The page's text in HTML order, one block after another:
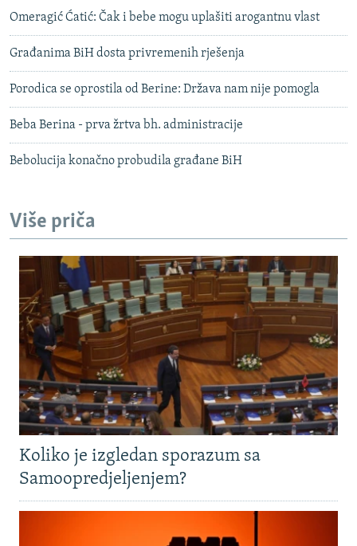
Omeragić Ćatić: Čak i bebe mogu uplašiti arogantnu vlast
Građanima BiH dosta privremenih rješenja
Porodica se oprostila od Berine: Država nam nije pomogla
Beba Berina - prva žrtva bh. administracije
Bebolucija konačno probudila građane BiH
Više priča
Koliko je izgledan sporazum sa
Samoopredjeljenjem?